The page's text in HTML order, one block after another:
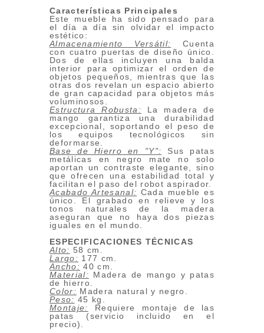
Características Principales
Este mueble ha sido pensado para
el día a día sin olvidar el impacto
estético:
Almacenamiento Versátil: Cuenta
con cuatro puertas de diseño único.
Dos de ellas incluyen una balda
interior para optimizar el orden de
objetos pequeños, mientras que las
otras dos revelan un espacio abierto
de gran capacidad para objetos más
voluminosos.
Estructura Robusta: La madera de
mango garantiza una durabilidad
excepcional, soportando el peso de
los equipos tecnológicos sin
deformarse.
Base de Hierro en "Y": Sus patas
metálicas en negro mate no solo
aportan un contraste elegante, sino
que ofrecen una estabilidad total y
facilitan el paso del robot aspirador.
Acabado Artesanal: Cada mueble es
único. El grabado en relieve y los
tonos naturales de la madera
aseguran que no haya dos piezas
iguales en el mundo.
ESPECIFICACIONES TÉCNICAS
Alto: 58 cm.
Largo: 177 cm.
Ancho: 40 cm.
Material: Madera de mango y patas
de hierro.
Color: Madera natural y negro.
Peso: 45 kg.
Montaje:
Requiere montaje de las
patas (servicio incluido en el
precio).